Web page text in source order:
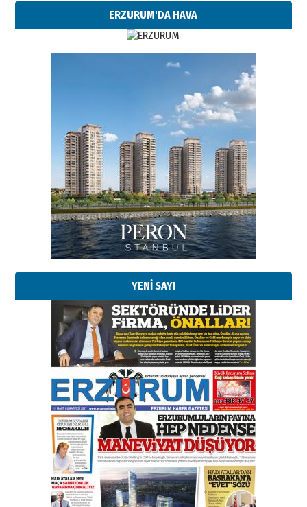
ERZURUM'DA HAVA
YENİ SAYI
Esat BİNDESEN
TRT’NİN BÖLGEYE AÇILAN SESİ
09 Ağustos 2026 Pazar
Kadir SABUNCUOĞLU
Erzurumspor’un köşe taşları
29 Haziran 2026 Pazartesi
Kenan GÜLERCİ
Murat Şahsuvaroğlu ERKON’da
çıtayı yukarı taşırken,
yönetimdekiler aşağı
çekmemeli!
17 Şubat 2026 SalıOrhan BOZKURT
Bir fotoğraf, bir şehir, bir
gazeteci… Dizginler kimin
elinde?
31 Mart 2026 Salı
A. Berhan Yılmaz
BİR BÖLÜM DEĞİL, BİR ÖMÜR
SEÇİYORSUNUZ… “NEDEN
ATATÜRK ÜNİVERSİTESİ?”
28 Temmuz 2026 Salı
Ahmet Gökhan YAZICI
Ahmed Yesevi’den bir Alperen…